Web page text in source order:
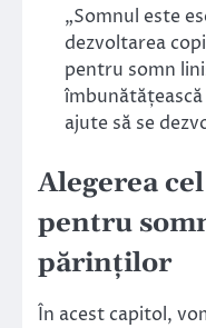
„Somnul este
dezvoltarea
pentru somn
ajute să se
Alegerea
pentru
părinților
În acest capitol,